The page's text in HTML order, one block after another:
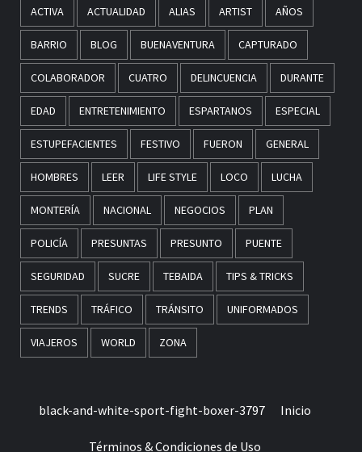
ACTIVA ACTUALIDAD ALIAS ARTIST AÑOS
BARRIO BLOG BUENAVENTURA CAPTURADO
COLABORADOR CUATRO DELINCUENCIA DURANTE
EDAD ENTRETENIMIENTO ESPARTANOS ESPECIAL
ESTUPEFACIENTES FESTIVO FUERON GENERAL
HOMBRES LEER LIFE STYLE LOCO LUCHA
MONTERÍA NACIONAL NEGOCIOS PLAN
POLICÍA PRESUNTAS PRESUNTO PUENTE
SEGURIDAD SUCRE TEBAIDA TIPS & TRICKS
TRENDS TRÁFICO TRÁNSITO UNIFORMADOS
VIAJEROS WORLD ZONA
black-and-white-sport-fight-boxer-3797 Inicio
Términos & Condiciones de Uso